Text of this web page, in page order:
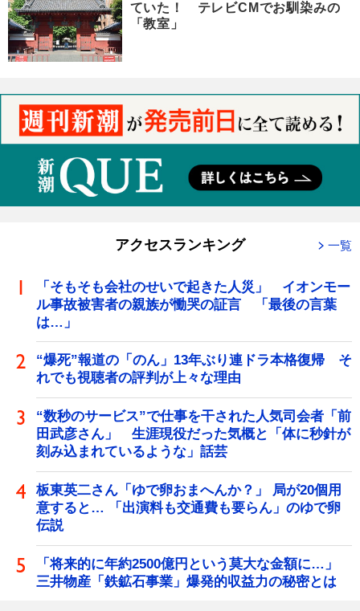
ていた！ テレビCMでお馴染みの
「教室」
アクセスランキング 一覧
「そもそも会社のせいで起きた人災」 イオンモー
ル事故被害者の親族が慟哭の証言 「最後の言葉
は…」
“爆死”報道の「のん」13年ぶり連ドラ本格復帰 そ
れでも視聴者の評判が上々な理由
“数秒のサービス”で仕事を干された人気司会者「前
田武彦さん」 生涯現役だった気概と「体に秒針が
刻み込まれているような」話芸
板東英二さん「ゆで卵おまへんか？」 局が20個用
意すると… 「出演料も交通費も要らん」のゆで卵
伝説
「将来的に年約2500億円という莫大な金額に…」
三井物産「鉄鉱石事業」爆発的収益力の秘密とは